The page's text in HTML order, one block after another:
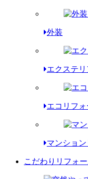
外装
エクステリ
エコリフォ
マンショ
こだわりリフォ